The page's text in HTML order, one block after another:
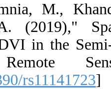
22.
Sadeghi, A.
MODIS NDVI
(Iran)".
[DOI:10.3390/